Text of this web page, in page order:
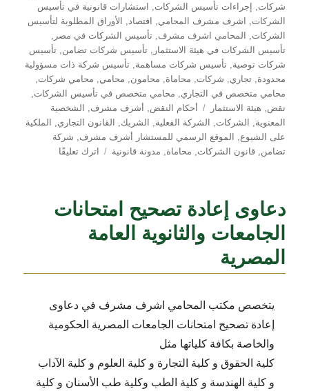
في
شركات, إجراءات تأسيس الشركات,
استشارات قانونية في تأسيس
الشركات, اشرف مشرف المحامي, اقتصاد,
الأوراق المطلوبة لتأسيس
الشركات, المحامي اشرف مشرف,تأسيس الشركات في مصر ,
تأسيس الشركات في هيئة الاستثمار ,تأسيس شركات تضامن,تأسيس
شركات توصية,تأسيس شركات مساهمة,تأسيس شركة ذات مسؤولية
محدودة,تجاري, شركات, محاماة, محامون, محامي, محامي شركات,
محامي متخصص في التجاري, محامي متخصص في تأسيس الشركات,
نقض, هيئة الاستثمار الوسوم
أحكام النقض, أشرف مشرف,
الشخصية
المعنوية, الشركات, الشركة الفعلية, الشريك, القانون التجاري,
الملكية
على الشيوع, الموقع الرسمي للمستشار أشرف مشرف, شركة
تضامن,قانون الشركات, محاماة, مدونة قانونية اترك تعليقًا
دعاوى إعادة تصحيح امتحانات
الجامعات والثانوية العامة
المصرية
يتخصص مكتب المحامي اشرف مشرف في دعاوى
إعادة تصحيح امتحانات الجامعات المصرية الحكومية
والخاصة بكافة كلياتها مثل
كلية الحقوق و كلية التجارة و كلية العلوم و كلية الآداب
و كلية الهندسة و كلية الطب وكلية طب الأسنان و كلية